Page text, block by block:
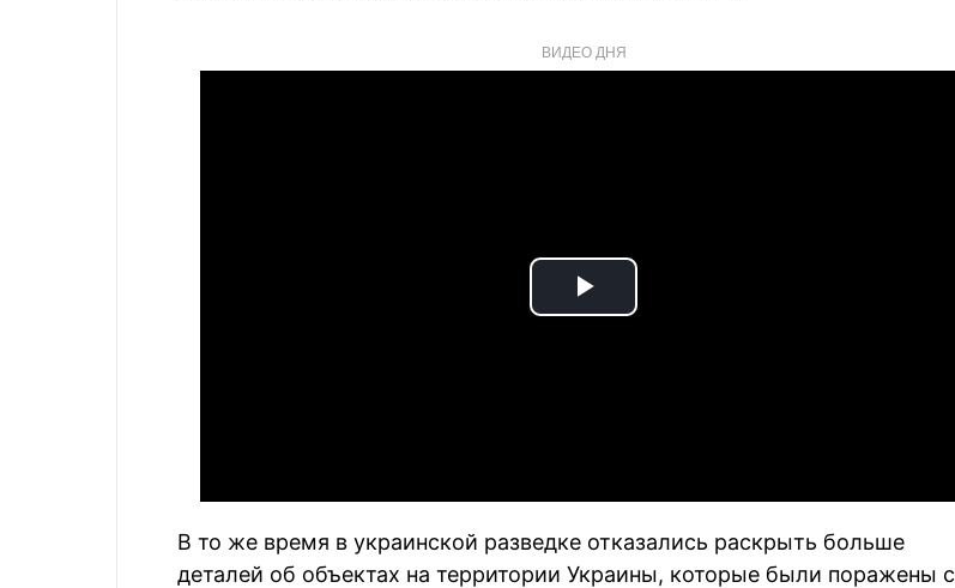
ВИДЕО ДНЯ
Play
В то же время в украинской разведке отказались раскрыть больше
деталей об объектах на территории Украины, которые были поражены с